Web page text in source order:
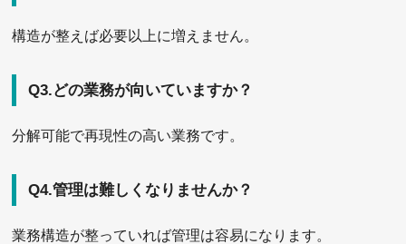
構造が整えば必要以上に増えません。
Q3.どの業務が向いていますか？
分解可能で再現性の高い業務です。
Q4.管理は難しくなりませんか？
業務構造が整っていれば管理は容易になります。